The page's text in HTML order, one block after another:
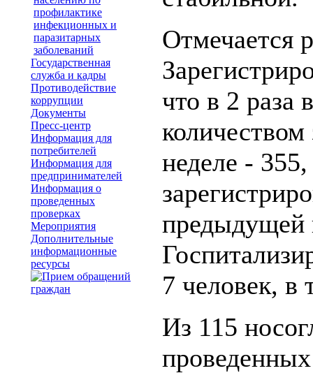
профилактике
инфекционных и
паразитарных
заболеваний
Государственная
служба и кадры
Противодействие
коррупции
Документы
Пресс-центр
Информация для
потребителей
Информация для
предпринимателей
Информация о
проведенных
проверках
Мероприятия
Дополнительные
информационные
ресурсы
Отмечается
что в 2
неделе -
предыдущей
7 человек, в
Из 115